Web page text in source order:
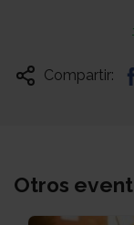
Compartir:
Otros